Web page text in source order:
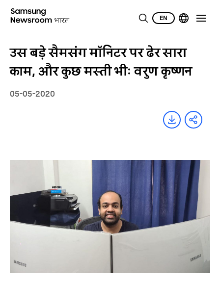
EN
उस बड़े सैमसंग मॉनिटर पर ढेर सारा
काम, और कुछ मस्ती भीः वरुण कृष्णन
05-05-2020